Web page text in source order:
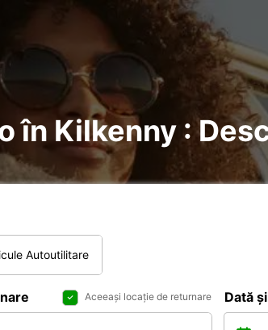
în Kilkenny :
Autoutilitare
Aceeași locație de returnare Dată